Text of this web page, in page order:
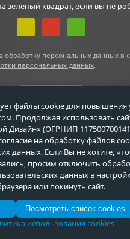
зеленый квадрат, если вы не
обработку персональных данных в
персональных данных.
41
д. 5А
файлы cookie для повышения
Продолжая использовать
Дизайн» (ОГРНИП
на обработку файлов
данных. Если Вы не хотите,
просим отключить
данных в
или покинуть сайт.
Посмотреть список cookies
использования cookies